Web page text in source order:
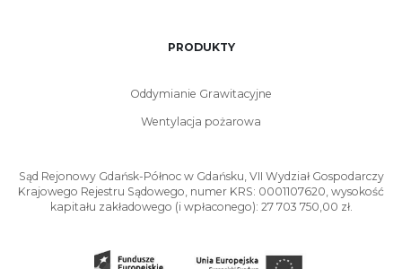
PRODUKTY
Oddymianie Grawitacyjne
Wentylacja pożarowa
Sąd Rejonowy Gdańsk-Północ w Gdańsku, VII Wydział Gospodarczy
Krajowego Rejestru Sądowego, numer KRS: 0001107620, wysokość
kapitału zakładowego (i wpłaconego): 27 703 750,00 zł.